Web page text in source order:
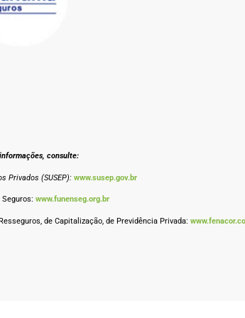
consulte:
Privados (SUSEP): www.susep.gov.br
www.funenseg.org.br
de Capitalização, de Previdência Privada: